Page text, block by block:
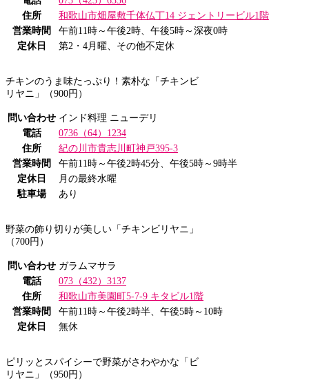
住所
和歌山市畑屋敷千体仏丁14 ジェントリービル1階
営業時間
午前11時～午後2時、午後5時～深夜0時
定休日
第2・4月曜、その他不定休
チキンのうま味たっぷり！素朴な「チキンビ
リヤニ」（900円）
問い合わせ インド料理 ニューデリ
電話
0736（64）1234
住所
紀の川市貴志川町神戸395-3
営業時間
午前11時～午後2時45分、午後5時～9時半
定休日
月の最終水曜
駐車場
あり
野菜の飾り切りが美しい「チキンビリヤニ」
（700円）
問い合わせ ガラムマサラ
電話
073（432）3137
住所
和歌山市美園町5-7-9 キタビル1階
営業時間
午前11時～午後2時半、午後5時～10時
定休日
無休
ピリッとスパイシーで野菜がさわやかな「ビ
リヤニ」（950円）